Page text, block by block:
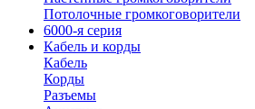
Потолочные громкоговорители
6000-я серия
Кабель и корды
Кабель
Корды
Разъемы